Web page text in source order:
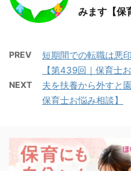
みます【保
PREV
短期間での転職は悪
【第439回｜保育士
NEXT
夫を扶養から外すと
保育士お悩み相談】